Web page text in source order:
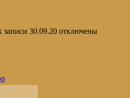
записи 30.09.20 отключены